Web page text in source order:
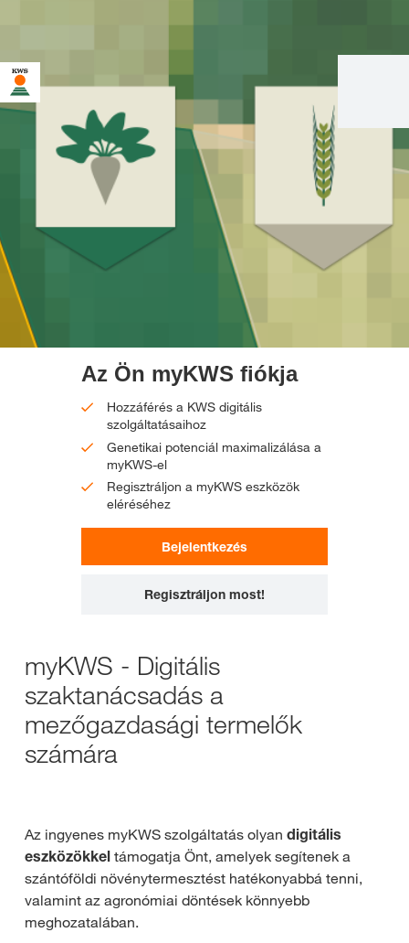
Az Ön myKWS fiókja
Hozzáférés a KWS digitális
szolgáltatásaihoz
Genetikai potenciál maximalizálása a
myKWS-el
Regisztráljon a myKWS eszközök
eléréséhez
Bejelentkezés
Regisztráljon most!
myKWS - Digitális
szaktanácsadás a
mezőgazdasági termelők
számára
Az ingyenes myKWS szolgáltatás olyan digitális
eszközökkel támogatja Önt, amelyek segítenek a
szántóföldi növénytermesztést hatékonyabbá tenni,
valamint az agronómiai döntések könnyebb
meghozatalában.